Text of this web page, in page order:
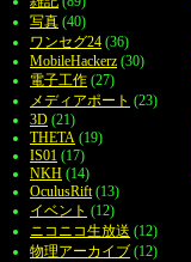
写真 (40)
ワンセグ24 (36)
MobileHackerz (30)
電子工作 (27)
メディアポート (23)
3D (21)
THETA (19)
IS01 (17)
NKH (14)
OculusRift (13)
イベント (12)
ニコニコ生放送 (12)
物理アーカイブ (12)